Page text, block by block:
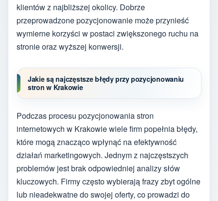
klientów z najbliższej okolicy. Dobrze
przeprowadzone pozycjonowanie może przynieść
wymierne korzyści w postaci zwiększonego ruchu na
stronie oraz wyższej konwersji.
Jakie są najczęstsze błędy przy pozycjonowaniu
stron w Krakowie
Podczas procesu pozycjonowania stron
internetowych w Krakowie wiele firm popełnia błędy,
które mogą znacząco wpłynąć na efektywność
działań marketingowych. Jednym z najczęstszych
problemów jest brak odpowiedniej analizy słów
kluczowych. Firmy często wybierają frazy zbyt ogólne
lub nieadekwatne do swojej oferty, co prowadzi do